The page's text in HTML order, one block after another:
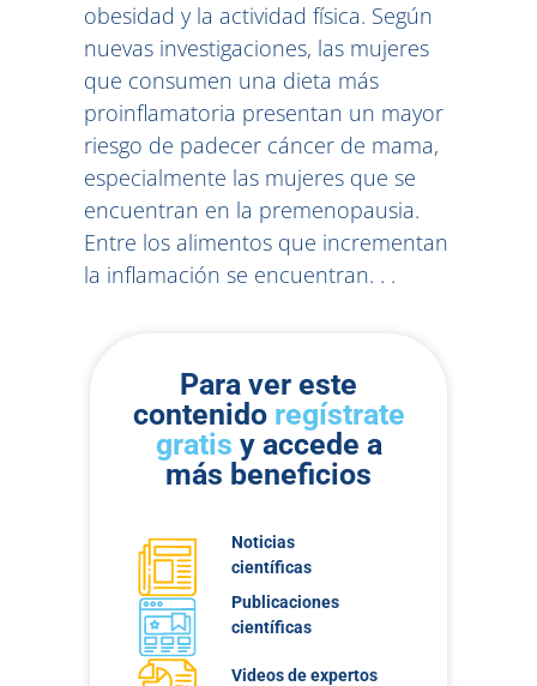
obesidad y la actividad física. Según
nuevas investigaciones, las mujeres
que consumen una dieta más
proinflamatoria presentan un mayor
riesgo de padecer cáncer de mama,
especialmente las mujeres que se
encuentran en la premenopausia.
Entre los alimentos que incrementan
la inflamación se encuentran. . .
Para ver este
contenido regístrate
gratis y accede a
más beneficios
Noticias
científicas
Publicaciones
científicas
Videos de expertos